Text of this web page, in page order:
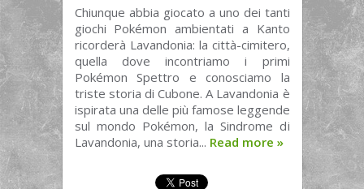
Chiunque abbia giocato a uno dei tanti
giochi Pokémon ambientati a Kanto
ricorderà Lavandonia: la città-cimitero,
quella dove incontriamo i primi
Pokémon Spettro e conosciamo la
triste storia di Cubone. A Lavandonia è
ispirata una delle più famose leggende
sul mondo Pokémon, la Sindrome di
Lavandonia, una storia... Read more »